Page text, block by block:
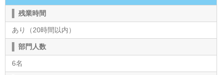
残業時間
あり（20時間以内）
部門人数
6名